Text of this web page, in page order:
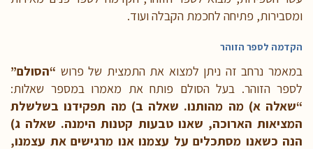
ומסבירות, פתיחה לחכמת הקבלה ועוד.
הקדמה לספר הזוהר
במאמר נרחב זה ניתן למצוא את התמצית של פרוש “הסולם”
לספר הזוהר. בעל הסולם פותח את מאמרו במספר שאלות:
“שאלהא) מה מהותנו. שאלה ב) מה תפקידנו בשלשלת
המציאות הארוכה, שאנו טבעות קטנות הימנה. שאלה ג)
הנה כשאנו מסתכלים על עצמנו אנו מרגישים את עצמנו,